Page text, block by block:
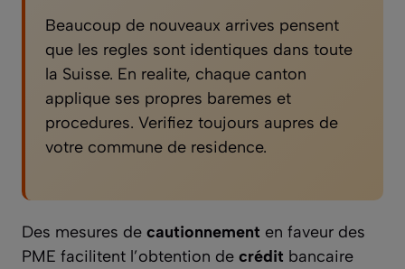
Beaucoup de nouveaux arrives pensent
que les regles sont identiques dans toute
la Suisse. En realite, chaque canton
applique ses propres baremes et
procedures. Verifiez toujours aupres de
votre commune de residence.
Des mesures de cautionnement en faveur des
PME facilitent l’obtention de crédit bancaire